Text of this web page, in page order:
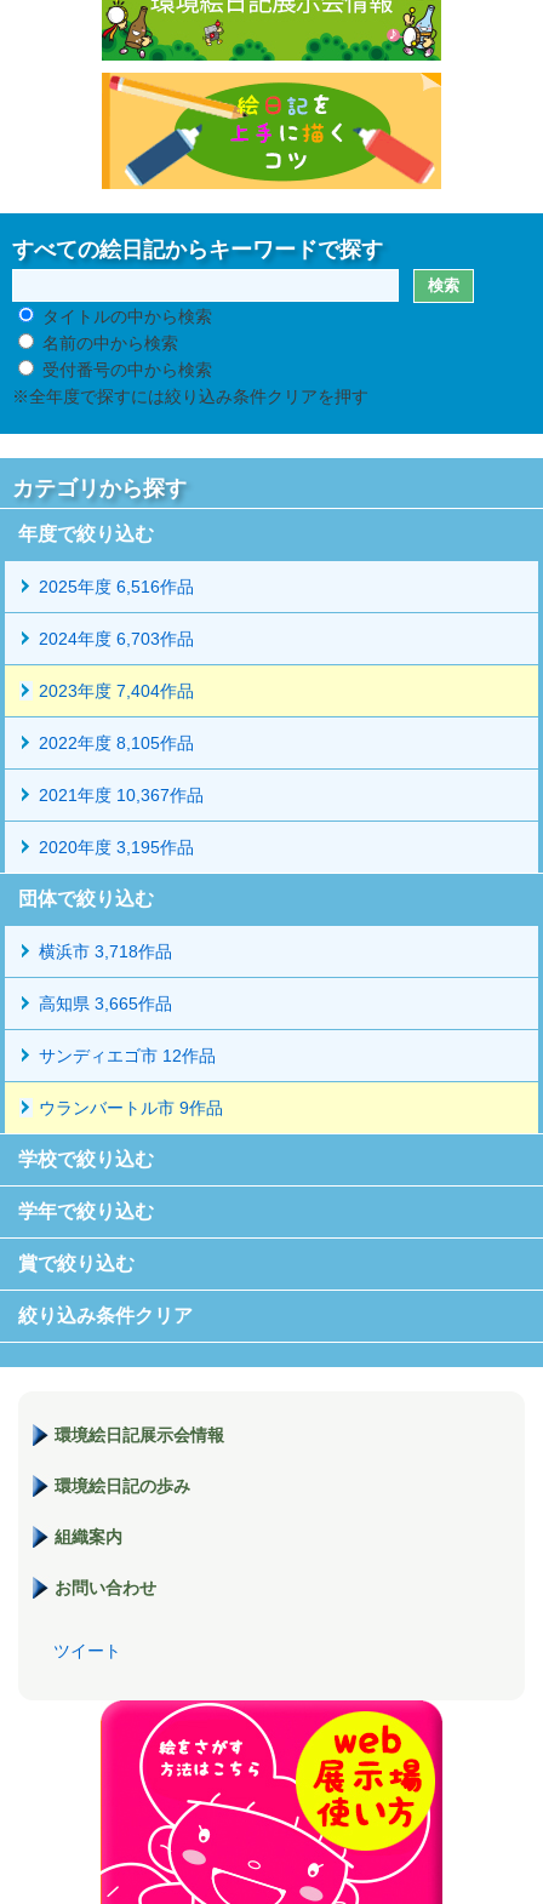
すべての絵日記からキーワードで探す
タイトルの中から検索
名前の中から検索
受付番号の中から検索
※全年度で探すには絞り込み条件クリアを押す
カテゴリから探す
年度で絞り込む
2025年度 6,516作品
2024年度 6,703作品
2023年度 7,404作品
2022年度 8,105作品
2021年度 10,367作品
2020年度 3,195作品
団体で絞り込む
横浜市 3,718作品
高知県 3,665作品
サンディエゴ市 12作品
ウランバートル市 9作品
学校で絞り込む
学年で絞り込む
賞で絞り込む
絞り込み条件クリア
環境絵日記展示会情報
環境絵日記の歩み
組織案内
お問い合わせ
ツイート